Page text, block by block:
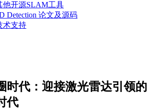
他开源SLAM工具
Detection 论文及源码
术支持
时代：迎接激光雷达引领的
代